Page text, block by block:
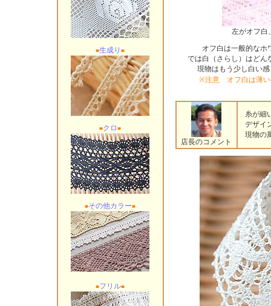
■生成り ■
■クロ■
■その他カラー■
■フリル■
左がオフ白
オフ白は一般的なホ
では白（さらし）はどん
現物はもう少し白い
※注意 オフ白は薄い
店長のコメント
糸が細
デザイ
現物の